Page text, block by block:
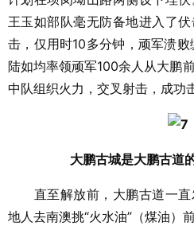
王玉如部队毫无防备地进入了
击，仅用时10多分钟，顽军溃
陆如均率领顽军100余人从大鹏
中队组织火力，交叉射击，成功
大鹏古城是大鹏古道
直至解放前，大鹏古道一直
地人去南澳挑“火水油”（煤油）